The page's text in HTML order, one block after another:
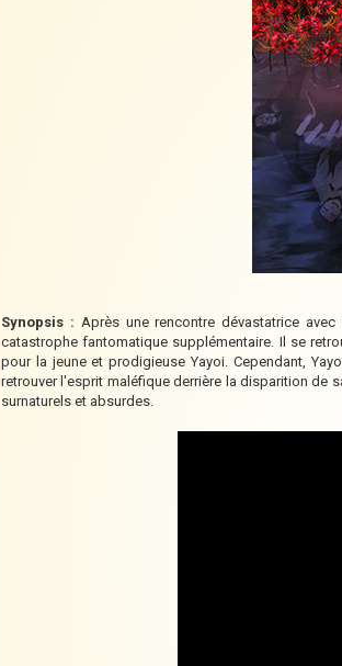
Synopsis : Après une rencontre dévastatrice
catastrophe fantomatique supplémentaire. Il se
pour la jeune et prodigieuse Yayoi. Cependant,
retrouver l'esprit maléfique derrière la disparition de
surnaturels et absurdes.